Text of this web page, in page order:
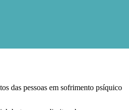
das pessoas em sofrimento psíquico